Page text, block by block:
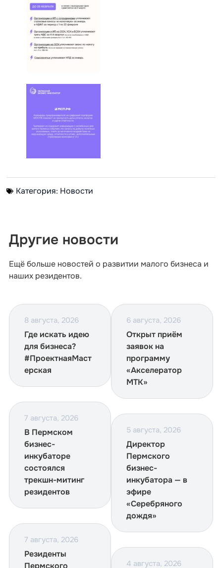
Категория: Новости
Другие новости
Ещё больше новостей о развитии малого бизнеса и
наших резидентов.
8 августа, 2026
Где искать идею
для бизнеса?
#ПроектнаяМаст
ерская
7 августа, 2026
В Пермском
бизнес-
инкубаторе
состоялся
трекшн-митинг
резидентов
7 августа, 2026
Резиденты
6 августа, 2026
Открыт приём
заявок на
программу
«Акселератор
МТК»
5 августа, 2026
Директор
Пермского
бизнес-
инкубатора — в
эфире
«Серебряного
дождя»
4 августа, 2026